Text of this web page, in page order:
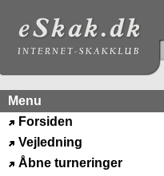
Menu
Forsiden
Vejledning
Åbne turneringer